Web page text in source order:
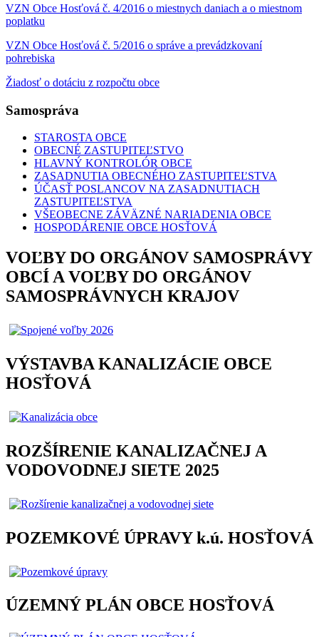
VZN Obce Hosťová č. 4/2016 o miestnych daniach a o miestnom
poplatku
VZN Obce Hosťová č. 5/2016 o správe a prevádzkovaní
pohrebiska
Žiadosť o dotáciu z rozpočtu obce
Samospráva
STAROSTA OBCE
OBECNÉ ZASTUPITEĽSTVO
HLAVNÝ KONTROLÓR OBCE
ZASADNUTIA OBECNÉHO ZASTUPITEĽSTVA
ÚČASŤ POSLANCOV NA ZASADNUTIACH
ZASTUPITEĽSTVA
VŠEOBECNE ZÁVÄZNÉ NARIADENIA OBCE
HOSPODÁRENIE OBCE HOSŤOVÁ
VOĽBY DO ORGÁNOV SAMOSPRÁVY
OBCÍ A VOĽBY DO ORGÁNOV
SAMOSPRÁVNYCH KRAJOV
VÝSTAVBA KANALIZÁCIE OBCE
HOSŤOVÁ
ROZŠÍRENIE KANALIZAČNEJ A
VODOVODNEJ SIETE 2025
POZEMKOVÉ ÚPRAVY k.ú. HOSŤOVÁ
ÚZEMNÝ PLÁN OBCE HOSŤOVÁ